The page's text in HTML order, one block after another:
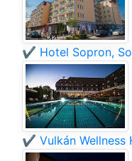
✔️ Hotel Sopron,
✔️ Vulkán Wellness